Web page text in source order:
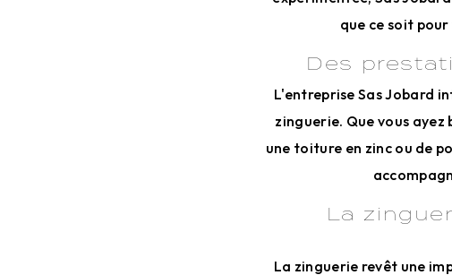
que ce soit
Des
L'entreprise Sas Jobard
zinguerie. Que vous
une toiture en zinc ou de
La
La zinguerie revêt une